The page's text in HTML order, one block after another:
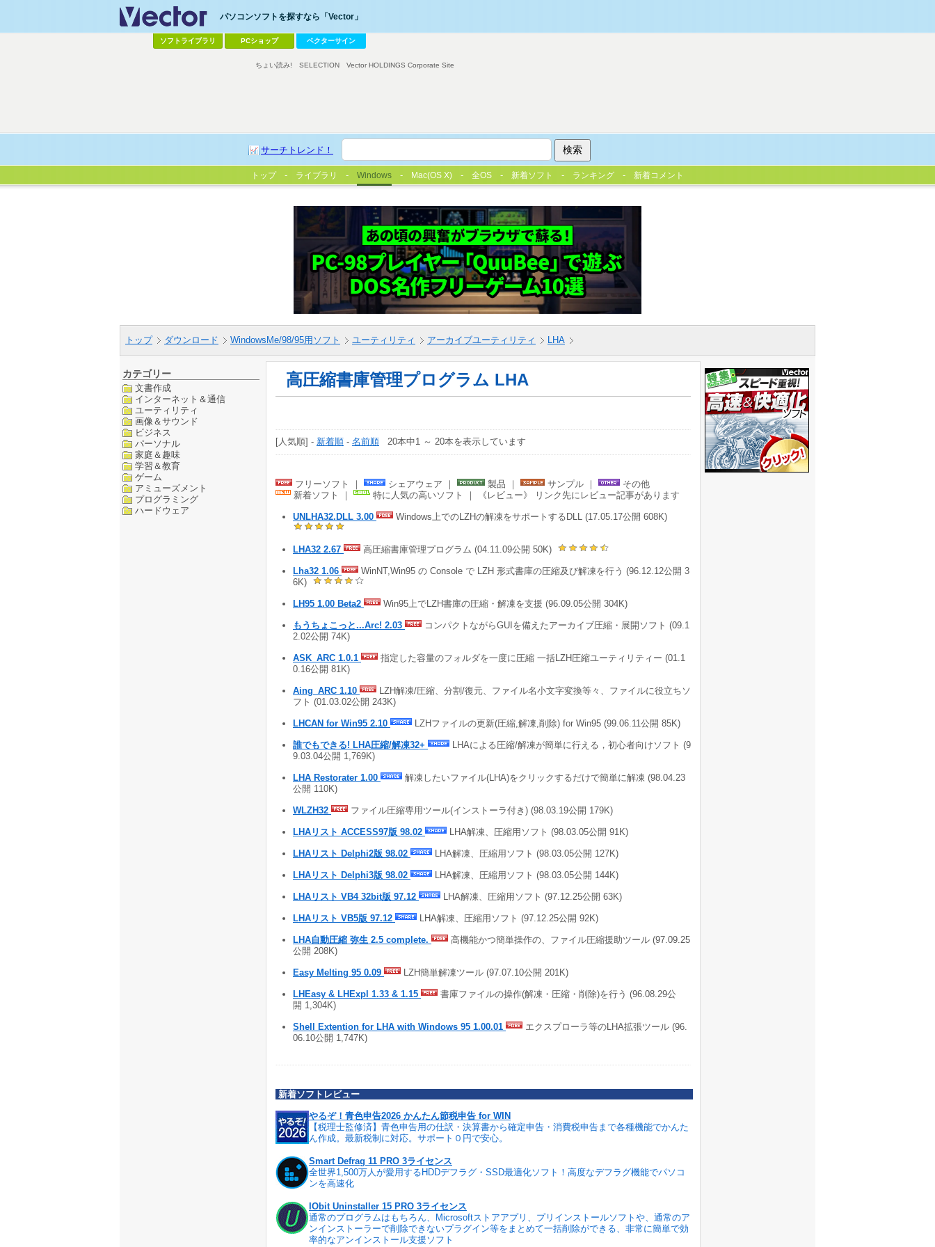
パソコンソフトを探すなら「Vector」
ソフトライブラリ PCショップ ベクターサイン
サーチトレンド！
ちょい読み! SELECTION Vector HOLDINGS Corporate Site
トップ ライブラリ Windows Mac(OS X) 全OS 新着ソフト ランキング 新着コメント
トップ ダウンロード WindowsMe/98/95用ソフト ユーティリティ アーカイブユーティリティ LHA
カテゴリー
文書作成
インターネット＆通信
ユーティリティ
画像＆サウンド
ビジネス
パーソナル
家庭＆趣味
学習＆教育
ゲーム
アミューズメント
プログラミング
ハードウェア
高圧縮書庫管理プログラム LHA
[人気順] - 新着順 - 名前順 20本中1 ～ 20本を表示しています
フリーソフト ｜ シェアウェア ｜ 製品 ｜ サンプル ｜
その他
新着ソフト ｜
特に人気の高いソフト ｜ 《レビュー》 リンク先にレビュー記事があります
UNLHA32.DLL 3.00 Windows上でのLZHの解凍をサポートするDLL (17.05.17公開 608K)
LHA32 2.67 高圧縮書庫管理プログラム (04.11.09公開 50K)
Lha32 1.06
WinNT,Win95 の Console で LZH 形式書庫の圧縮及び解凍を行う (96.12.12公開 3
6K)
LH95 1.00 Beta2 Win95上でLZH書庫の圧縮・解凍を支援 (96.09.05公開 304K)
もうちょこっと...Arc! 2.03
コンパクトながらGUIを備えたアーカイブ圧縮・展開ソフト (09.1
2.02公開 74K)
ASK_ARC 1.0.1
指定した容量のフォルダを一度に圧縮 一括LZH圧縮ユーティリティー (01.1
0.16公開 81K)
Aing_ARC 1.10
LZH解凍/圧縮、分割/復元、ファイル名小文字変換等々、ファイルに役立ちソ
フト (01.03.02公開 243K)
LHCAN for Win95 2.10 LZHファイルの更新(圧縮,解凍,削除) for Win95 (99.06.11公開 85K)
誰でもできる! LHA圧縮/解凍32+
LHAによる圧縮/解凍が簡単に行える，初心者向けソフト (9
9.03.04公開 1,769K)
LHA Restorater 1.00
解凍したいファイル(LHA)をクリックするだけで簡単に解凍 (98.04.23
公開 110K)
WLZH32 ファイル圧縮専用ツール(インストーラ付き) (98.03.19公開 179K)
LHAリスト ACCESS97版 98.02 LHA解凍、圧縮用ソフト (98.03.05公開 91K)
LHAリスト Delphi2版 98.02 LHA解凍、圧縮用ソフト (98.03.05公開 127K)
LHAリスト Delphi3版 98.02 LHA解凍、圧縮用ソフト (98.03.05公開 144K)
LHAリスト VB4 32bit版 97.12 LHA解凍、圧縮用ソフト (97.12.25公開 63K)
LHAリスト VB5版 97.12 LHA解凍、圧縮用ソフト (97.12.25公開 92K)
LHA自動圧縮 弥生 2.5 complete.
高機能かつ簡単操作の、ファイル圧縮援助ツール (97.09.25
公開 208K)
Easy Melting 95 0.09 LZH簡単解凍ツール (97.07.10公開 201K)
LHEasy & LHExpl 1.33 & 1.15
書庫ファイルの操作(解凍・圧縮・削除)を行う (96.08.29公
開 1,304K)
Shell Extention for LHA with Windows 95 1.00.01
エクスプローラ等のLHA拡張ツール (96.
06.10公開 1,747K)
新着ソフトレビュー
やるぞ！青色申告2026 かんたん節税申告 for WIN
【税理士監修済】青色申告用の仕訳・決算書から確定申告・消費税申告まで各種機能でかんた
ん作成。最新税制に対応。サポート０円で安心。
Smart Defrag 11 PRO 3ライセンス
全世界1,500万人が愛用するHDDデフラグ・SSD最適化ソフト！高度なデフラグ機能でパソコ
ンを高速化
IObit Uninstaller 15 PRO 3ライセンス
通常のプログラムはもちろん、Microsoftストアアプリ、プリインストールソフトや、通常のア
ンインストーラーで削除できないプラグイン等をまとめて一括削除ができる、非常に簡単で効
率的なアンインストール支援ソフト